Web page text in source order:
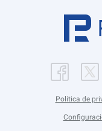
Política de